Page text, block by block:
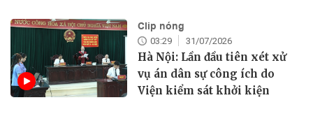
Clip nóng
03:29 31/07/2026
Hà Nội: Lần đầu tiên xét xử
vụ án dân sự công ích do
Viện kiểm sát khởi kiện